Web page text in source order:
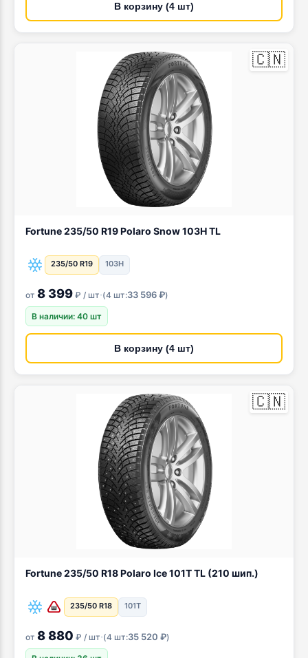
В корзину (4 шт)
🇨🇳
Fortune 235/50 R19 Polaro Snow 103H TL
235/50 R19 103H
от 8 399 ₽ / шт·(4 шт:33 596 ₽)
В наличии: 40 шт
В корзину (4 шт)
🇨🇳
Fortune 235/50 R18 Polaro Ice 101T TL (210 шип.)
235/50 R18 101T
от 8 880 ₽ / шт·(4 шт:35 520 ₽)